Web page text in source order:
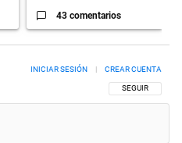
43 comentarios
SIGA ESTA
SEGUIR
INICIAR SESIÓN | CREAR CUENTA